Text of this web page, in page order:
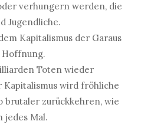
verhungern werden, die
Jugendliche.
Kapitalismus der Garaus
Hoffnung.
Toten wieder
wird fröhliche
brutaler zurückkehren, wie
jedes Mal.